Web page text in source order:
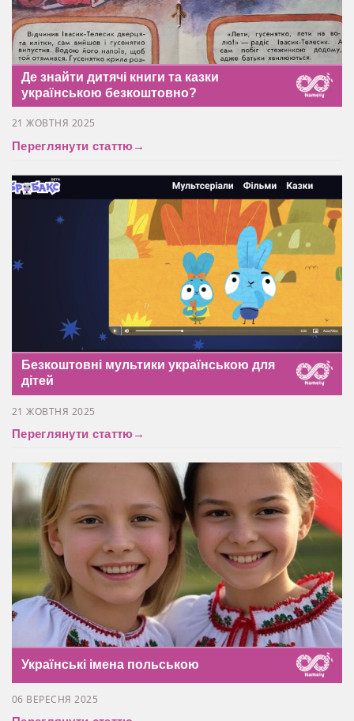
Де знайти дитячі книги та казки
українською безкоштовно?
21 ЖОВТНЯ 2025
Переглянути статтю→
Безкоштовні мультики українською для
дітей
21 ЖОВТНЯ 2025
Переглянути статтю→
Українські імена польською
06 ВЕРЕСНЯ 2025